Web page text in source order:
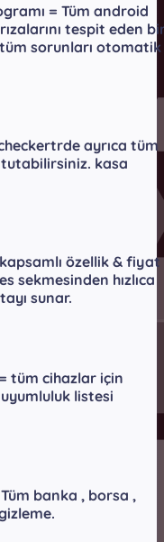
= Tüm android
tespit eden
sorunları otomatik
ayrıca tüm
tutabilirsiniz. kasa
özellik & fiyat
sekmesinden hızlıca
sunar.​
tüm cihazlar için
uyumluluk listesi
banka , borsa ,